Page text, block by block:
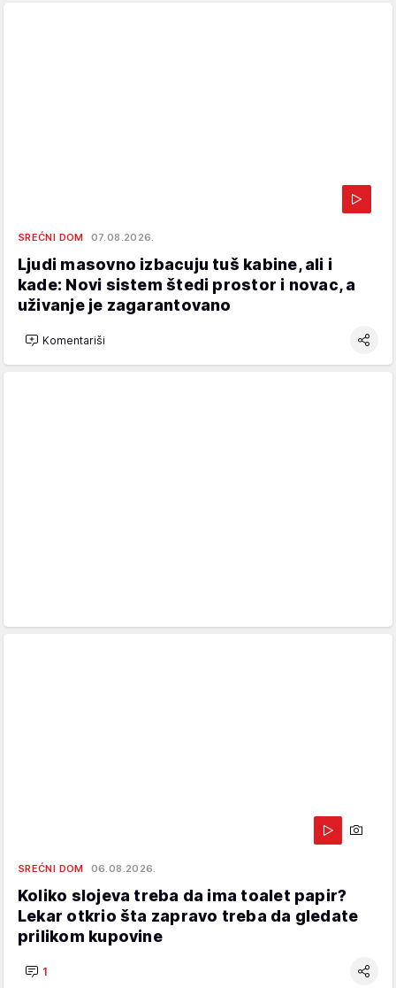
SREĆNI DOM 07.08.2026.
Ljudi masovno izbacuju tuš kabine, ali i
kade: Novi sistem štedi prostor i novac, a
uživanje je zagarantovano
Komentariši
SREĆNI DOM 06.08.2026.
Koliko slojeva treba da ima toalet papir?
Lekar otkrio šta zapravo treba da gledate
prilikom kupovine
1